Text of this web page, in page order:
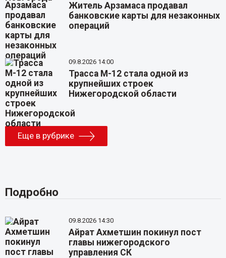
Житель Арзамаса продавал
банковские карты для незаконных
операций
09.8.2026 14:00
Трасса М-12 стала одной из
крупнейших строек
Нижегородской области
Еще в рубрике
Подробно
09.8.2026 14:30
Айрат Ахметшин покинул пост
главы нижегородского
управления СК